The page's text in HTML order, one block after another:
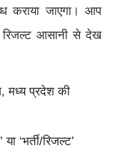
कराया जाएगा। आप
रिजल्ट आसानी से देख
मध्य प्रदेश की
‘भर्ती/रिजल्ट’